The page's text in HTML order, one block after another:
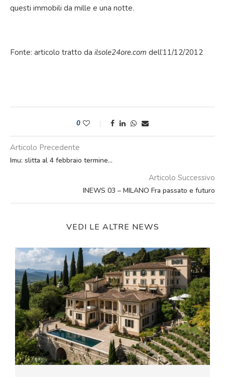
questi immobili da mille e una notte.
Fonte: articolo tratto da ilsole24ore.com dell’11/12/2012
0
Articolo Precedente
Imu: slitta al 4 febbraio termine…
Articolo Successivo
INEWS 03 – MILANO Fra passato e futuro
VEDI LE ALTRE NEWS